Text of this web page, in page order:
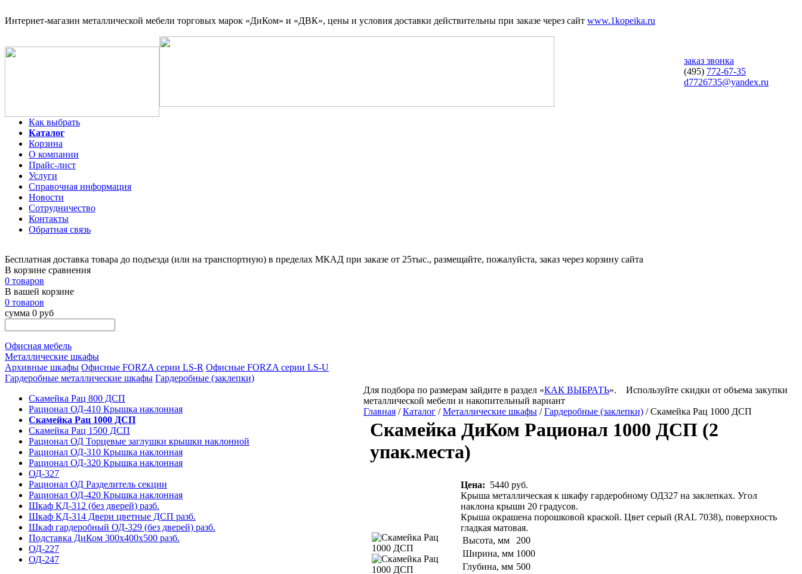
Интернет-магазин металлической мебели торговых марок «ДиКом» и «ДВК», цены и условия доставки действительны при заказе через сайт www.1kopeika.ru
заказ звонка
(495) 772-67-35
d7726735@yandex.ru
Как выбрать
Каталог
Корзина
О компании
Прайс-лист
Услуги
Справочная информация
Новости
Сотрудничество
Контакты
Обратная связь
Бесплатная доставка товара до подъезда (или на транспортную) в пределах МКАД при заказе от 25тыс., размещайте, пожалуйста, заказ через корзину сайта
В корзине сравнения
0 товаров
В вашей корзине
0 товаров
сумма 0 руб
Офисная мебель
Металлические шкафы
Архивные шкафы Офисные FORZA серии LS-R Офисные FORZA серии LS-U
Гардеробные металлические шкафы Гардеробные (заклепки)
Скамейка Рац 800 ДСП
Рационал ОД-410 Крышка наклонная
Скамейка Рац 1000 ДСП
Скамейка Рац 1500 ДСП
Рационал ОД Торцевые заглушки крышки наклонной
Рационал ОД-310 Крышка наклонная
Рационал ОД-320 Крышка наклонная
ОД-327
Рационал ОД Разделитель секции
Рационал ОД-420 Крышка наклонная
Шкаф КД-312 (без дверей) разб.
Шкаф КД-314 Двери цветные ДСП разб.
Шкаф гардеробный ОД-329 (без дверей) разб.
Подставка ДиКом 300х400х500 разб.
ОД-227
ОД-247
Для подбора по размерам зайдите в раздел «КАК ВЫБРАТЬ».
Используйте скидки от объема закупки
металлической мебели и накопительный вариант
Главная /Каталог /Металлические шкафы /Гардеробные (заклепки) / Скамейка Рац 1000 ДСП
Скамейка ДиКом Рационал 1000 ДСП (2
упак.места)
Цена: 5440 руб.
Крыша металлическая к шкафу гардеробному ОД327 на заклепках. Угол
наклона крыши 20 градусов.
Крыша окрашена порошковой краской. Цвет серый (RAL 7038), поверхность
гладкая матовая.
Высота, мм
200
Ширина, мм 1000
Глубина, мм 500